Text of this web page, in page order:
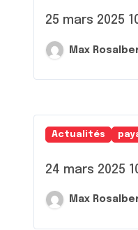
25 mars 2025
Max
Actualités
24 mars 2025
Max